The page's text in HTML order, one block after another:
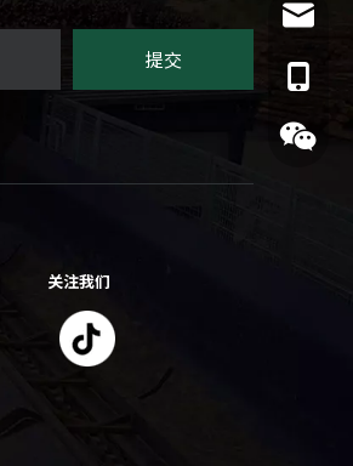
提交
关注我们